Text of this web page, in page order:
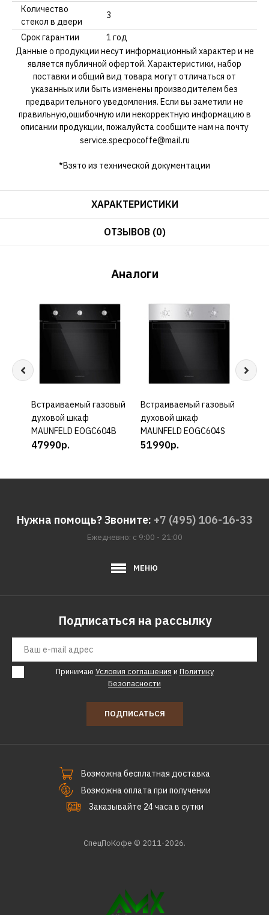
Количество
стекол в двери
3
Срок гарантии
1 год
Данные о продукции несут информационный характер и не
является публичной офертой. Характеристики, набор
поставки и общий вид товара могут отличаться от
указанных или быть изменены производителем без
предварительного уведомления. Если вы заметили не
правильную,ошибочную или некорректную информацию в
описании продукции, пожалуйста сообщите нам на почту
service.specpocoffe@mail.ru
*Взято из технической документации
ХАРАКТЕРИСТИКИ
ОТЗЫВОВ (0)
Аналоги
КУПИТЬ
Встраиваемый газовый
духовой шкаф
MAUNFELD EOGC604B
47990р.
КУПИТЬ
Встраиваемый газовый
духовой шкаф
MAUNFELD EOGC604S
51990р.
Нужна помощь? Звоните: +7 (495) 106-16-33
Ежедневно: с 9:00 - 21:00
МЕНЮ
Подписаться на рассылку
Принимаю Условия соглашения и Политику
Безопасности
ПОДПИСАТЬСЯ
Возможна бесплатная доставка
Возможна оплата при получении
Заказывайте 24 часа в сутки
СпецПоКофе © 2011-2026.